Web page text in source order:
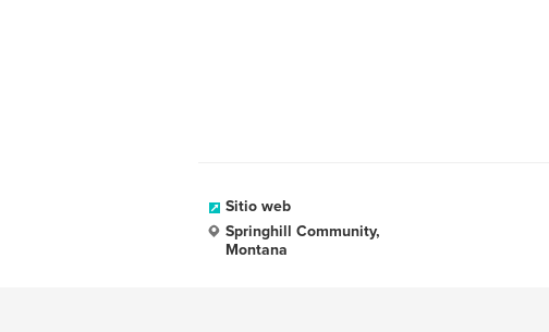
Sitio web
Springhill Community,
Montana